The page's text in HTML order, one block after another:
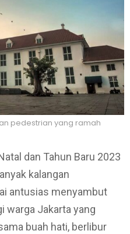
pedestrian yang ramah
dan Tahun Baru 2023
kalangan
antusias menyambut
warga Jakarta yang
buah hati, berlibur